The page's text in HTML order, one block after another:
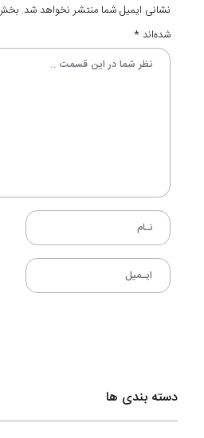
نشانی ایمیل شما منتشر نخواهد شد.
شده‌اند*
دسته بندی ها